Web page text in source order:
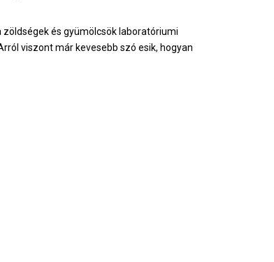
zöldségek és gyümölcsök laboratóriumi
viszont már kevesebb szó esik, hogyan